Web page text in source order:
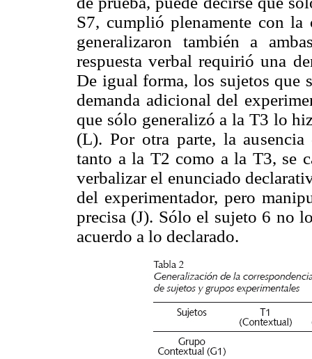
S7, cumplió plenamente con
generalizaron también a
respuesta verbal requirió una
De igual forma, los sujetos que
demanda adicional del
que sólo generalizó a la T3 lo
(L). Por otra parte, la ausencia
tanto a la T2 como a la T3, se
verbalizar el enunciado
del experimentador, pero
precisa (J). Sólo el sujeto 6 no
acuerdo a lo declarado.